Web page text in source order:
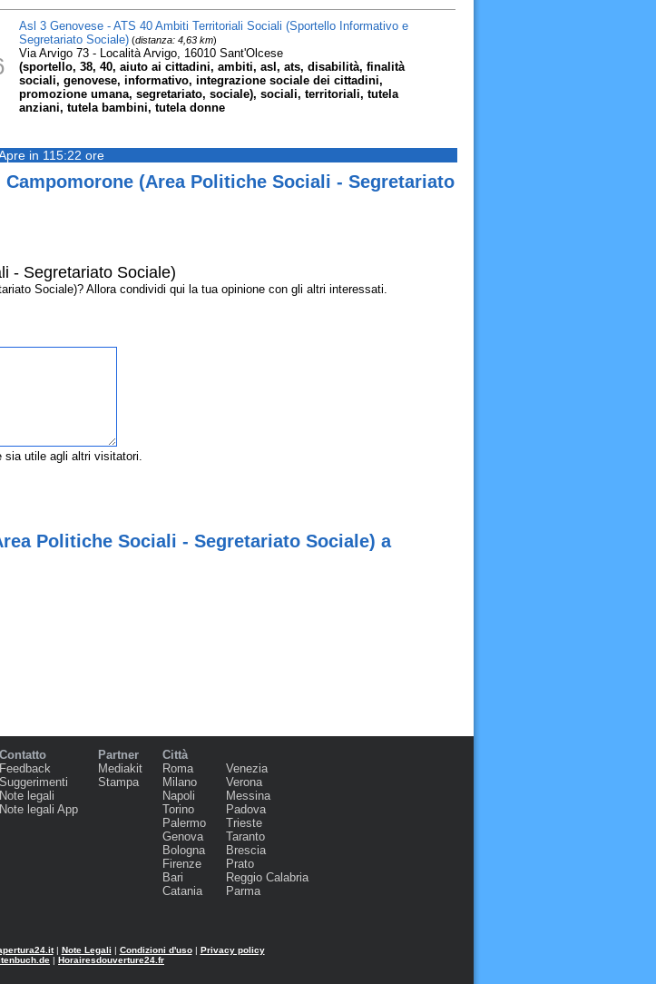
Asl 3 Genovese - ATS 40 Ambiti Territoriali Sociali (Sportello Informativo e
Segretariato Sociale)(distanza: 4,63 km)
Via Arvigo 73 - Località Arvigo, 16010 Sant'Olcese
(sportello, 38, 40, aiuto ai cittadini, ambiti, asl, ats, disabilità, finalità
sociali, genovese, informativo, integrazione sociale dei cittadini,
promozione umana, segretariato, sociale), sociali, territoriali, tutela
anziani, tutela bambini, tutela donne
in 115:22 ore
(Area Politiche Sociali - Segretariato
- Segretariato Sociale)
Sociale)? Allora condividi qui la tua opinione con gli altri interessati.
sia utile agli altri visitatori.
Politiche Sociali - Segretariato Sociale) a
Contatto
Feedback
Suggerimenti
Note legali
Note legali App
Partner
Mediakit
Stampa
Città
Roma
Milano
Napoli
Torino
Palermo
Genova
Bologna
Firenze
Bari
Catania
Venezia
Verona
Messina
Padova
Trieste
Taranto
Brescia
Prato
Reggio Calabria
Parma
| Note Legali | Condizioni d'uso| Privacy policy
| Horairesdouverture24.fr